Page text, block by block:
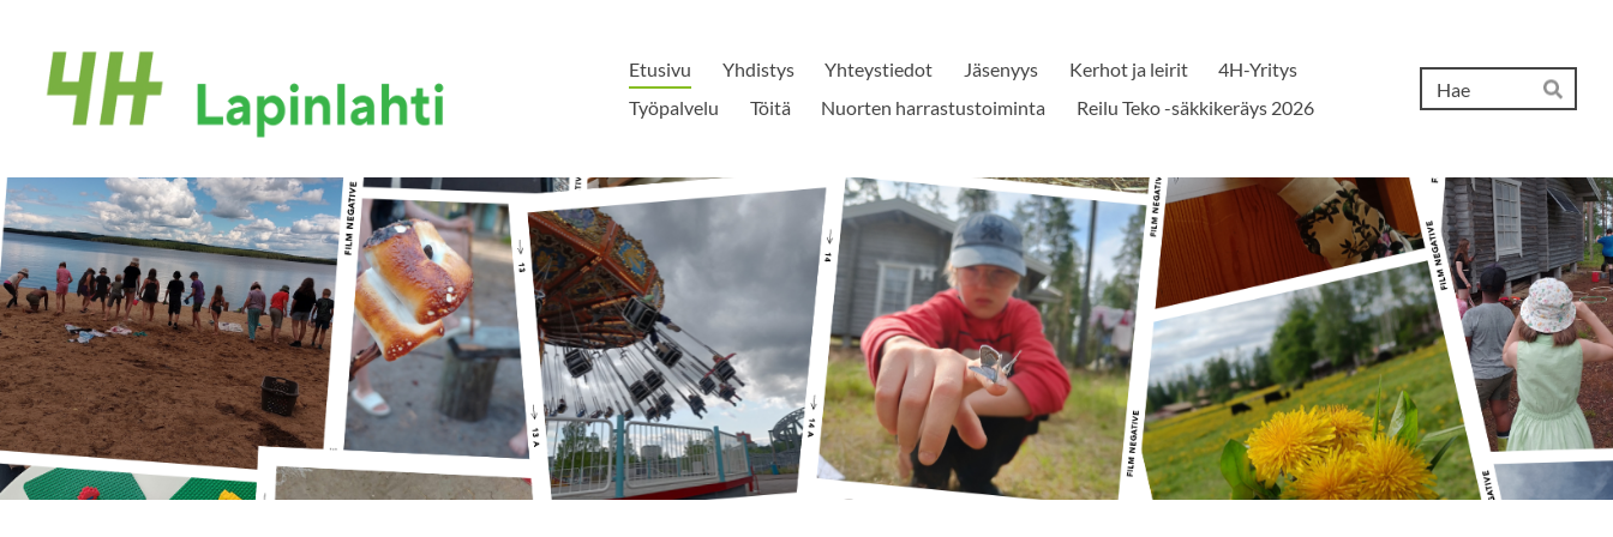
sivun
sisältöön
4H Lapinlahti
Etusivu Yhdistys Yhteystiedot Jäsenyys Kerhot ja leirit
4H-Yritys
Työpalvelu
Töitä Nuorten harrastustoiminta Reilu Teko -säkkikeräys 2026 Hae